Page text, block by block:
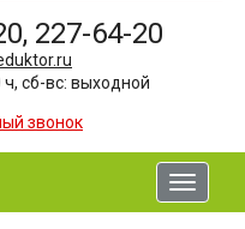
227-64-20
сб-вс: выходной
звонок
Toggle